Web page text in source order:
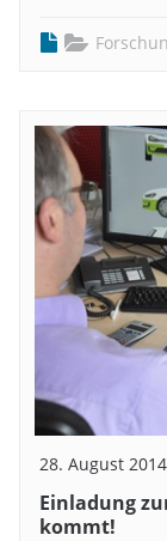
28. August 2014
Einladung
kommt!